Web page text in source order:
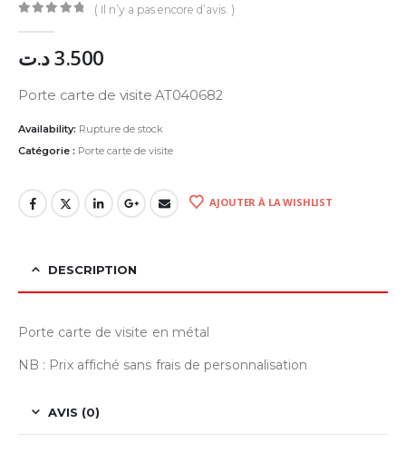
( Il n’y a pas encore d’avis. )
3.500د.ت
Porte carte de visite AT040682
Availability: Rupture de stock
Catégorie : Porte carte de visite
AJOUTER À LA WISHLIST
DESCRIPTION
Porte carte de visite en métal
NB : Prix affiché sans frais de personnalisation
AVIS (0)